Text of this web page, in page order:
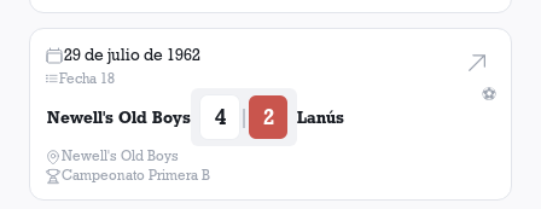
⚽
29 de julio de 1962
Fecha 18
Newell's Old Boys 4 | 2 Lanús
Newell's Old Boys
Campeonato Primera B